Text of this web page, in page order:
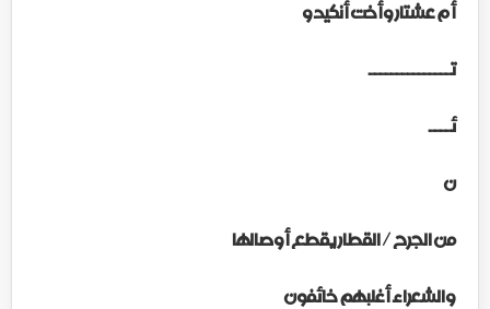
أم عشتار وأخت أنكيدو
تـــــــــــــــ
ئــــ
ن
من الجرح / القطار يقطع أوصالها
والشعراء أغلبهم خائفون